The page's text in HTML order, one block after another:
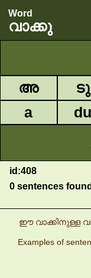
Word
വാക്കു
അ ടു
a
du
id:408
0 sentences found
ഈ വാക്കിനുള്ള
Examples of